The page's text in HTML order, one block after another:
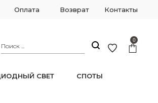
Оплата Возврат Контакты
0
СВЕТ СПОТЫ